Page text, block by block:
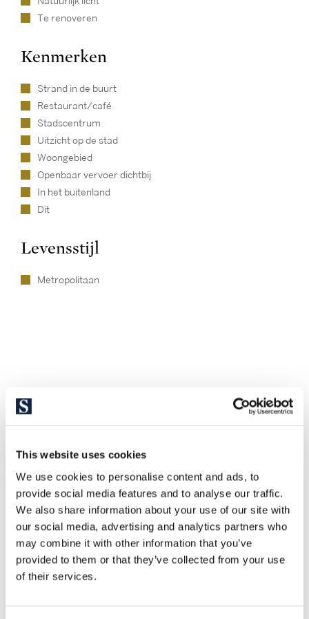
This website uses cookies
We use cookies to personalise content and ads, to
provide social media features and to analyse our traffic.
We also share information about your use of our site with
our social media, advertising and analytics partners who
may combine it with other information that you’ve
provided to them or that they’ve collected from your use
of their services.
Te renoveren
Kenmerken
Strand in de buurt
Restaurant/café
Stadscentrum
Uitzicht op de stad
Woongebied
Openbaar vervoer dichtbij
In het buitenland
Dit
Levensstijl
Metropolitaan
eigendommen